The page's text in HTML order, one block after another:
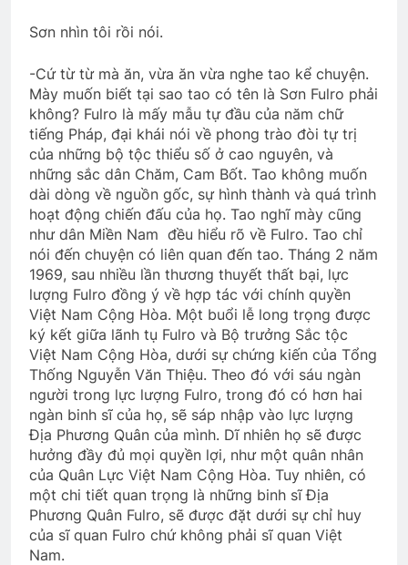
Tấn)
3 Years Ago
Quân Kỳ – Quân Phục
2 Years Ago
Cuộc chiến không muốn thắng
2 Years Ago
Thông tin về ĐH ĐK VB TC 2024
2 Years Ago
Sơ lược về trường Võ Bị Quốc Gia Việt
Nam
3 Years Ago
KHI ĐỜI THÊM TUỔI (Không rõ tác giả)
Sơn nhìn tôi rồi nói.
-Cứ từ từ mà ăn, vừa ăn vừa nghe tao kể chuyện.
Mày muốn biết tại sao tao có tên là Sơn Fulro phải
không? Fulro là mấy mẫu tự đầu của năm chữ
tiếng Pháp, đại khái nói về phong trào đòi tự trị
của những bộ tộc thiểu số ở cao nguyên, và
những sắc dân Chăm, Cam Bốt. Tao không muốn
dài dòng về nguồn gốc, sự hình thành và quá trình
hoạt động chiến đấu của họ. Tao nghĩ mày cũng
như dân Miền Nam đều hiểu rõ về Fulro. Tao chỉ
nói đến chuyện có liên quan đến tao. Tháng 2 năm
1969, sau nhiều lần thương thuyết thất bại, lực
lượng Fulro đồng ý về hợp tác với chính quyền
Việt Nam Cộng Hòa. Một buổi lễ long trọng được
ký kết giữa lãnh tụ Fulro và Bộ trưởng Sắc tộc
Việt Nam Cộng Hòa, dưới sự chứng kiến của Tổng
Thống Nguyễn Văn Thiệu. Theo đó với sáu ngàn
người trong lực lượng Fulro, trong đó có hơn hai
ngàn binh sĩ của họ, sẽ sáp nhập vào lực lượng
Địa Phương Quân của mình. Dĩ nhiên họ sẽ được
hưởng đầy đủ mọi quyền lợi, như một quân nhân
của Quân Lực Việt Nam Cộng Hòa. Tuy nhiên, có
một chi tiết quan trọng là những binh sĩ Địa
Phương Quân Fulro, sẽ được đặt dưới sự chỉ huy
của sĩ quan Fulro chứ không phải sĩ quan Việt
Nam.